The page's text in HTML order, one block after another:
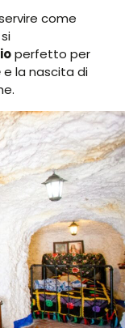
come
perfetto per
e la nascita di